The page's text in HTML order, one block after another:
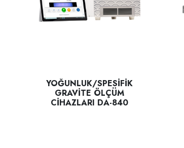
YOĞUNLUK/SPESİFİK
GRAVİTE ÖLÇÜM
CİHAZLARI DA-840